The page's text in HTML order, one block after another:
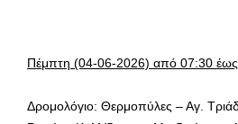
Πέμπτη (04-06-2026) από 07:30
Δρομολόγιο: Θερμοπύλες – Αγ.